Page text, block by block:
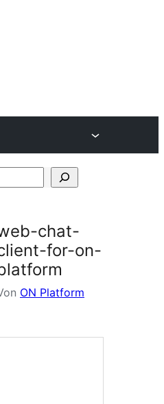
chat-
for-on-
ON Platform